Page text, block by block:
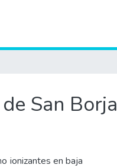
San Borja
ionizantes en baja